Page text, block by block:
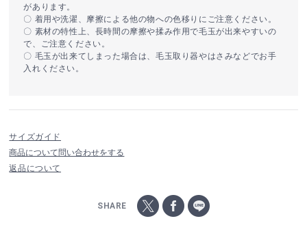
があります。
〇 着用や洗濯、摩擦による他の物への色移りにご注意ください。
〇 素材の特性上、長時間の摩擦や揉み作用で毛玉が出来やすいの
で、ご注意ください。
〇 毛玉が出来てしまった場合は、毛玉取り器やはさみなどでお手
入れください。
サイズガイド
商品について問い合わせをする
返品について
SHARE